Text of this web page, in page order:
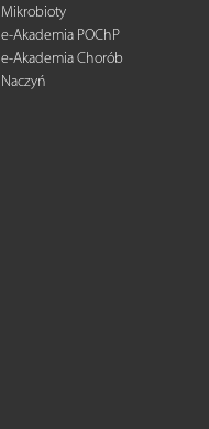
Mikrobioty
e-Akademia POChP
e-Akademia Chorób
Naczyń